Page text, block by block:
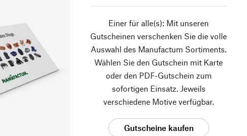
Einer für alle(s): Mit unseren
Gutscheinen verschenken Sie die volle
Auswahl des Manufactum Sortiments.
Wählen Sie den Gutschein mit Karte
oder den PDF-Gutschein zum
sofortigen Einsatz. Jeweils
verschiedene Motive verfügbar.
Gutscheine kaufen